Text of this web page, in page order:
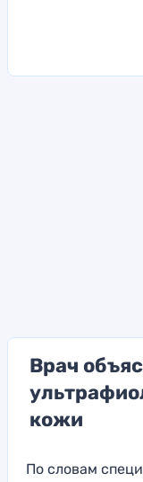
Врач
кожи
По словам